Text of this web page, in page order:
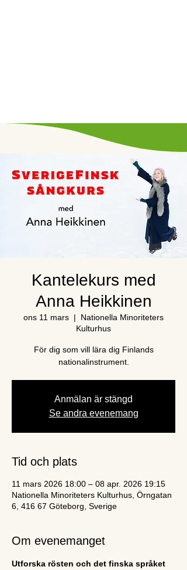
Kantelekurs med
Anna Heikkinen
ons 11 mars
  |
Nationella Minoriteters
Kulturhus
För dig som vill lära dig Finlands
nationalinstrument.
Anmälan är stängd
Se andra evenemang
Tid och plats
11 mars 2026 18:00 – 08 apr. 2026 19:15
Nationella Minoriteters Kulturhus, Örngatan
6, 416 67 Göteborg, Sverige
Om evenemanget
Utforska rösten och det finska språket